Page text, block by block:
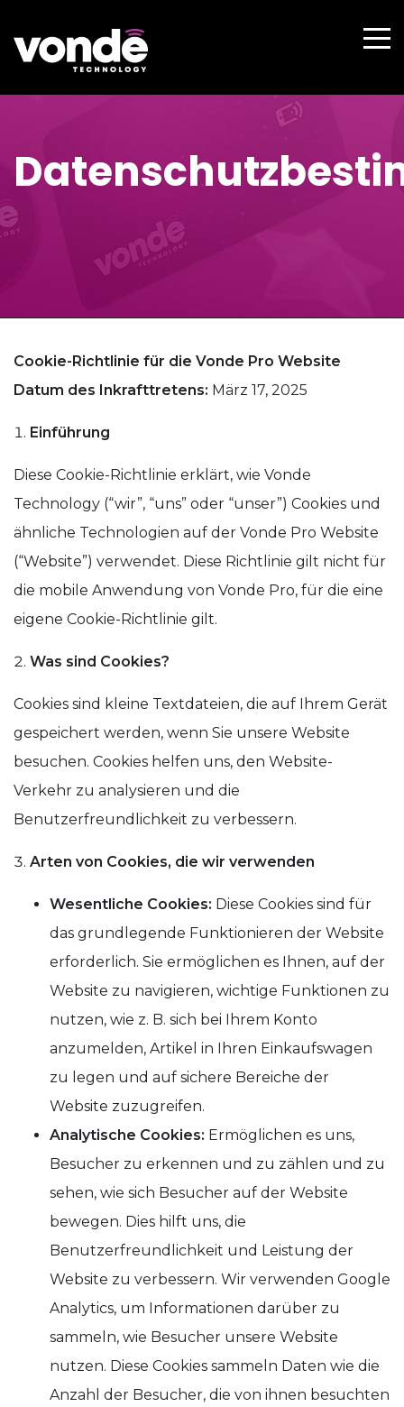
Cookie-Richtlinie für die Vonde Pro Website
Datum des Inkrafttretens: März 17, 2025
Einführung
Diese Cookie-Richtlinie erklärt, wie Vonde
Technology (“wir”, “uns” oder “unser”) Cookies und
ähnliche Technologien auf der Vonde Pro Website
(“Website”) verwendet. Diese Richtlinie gilt nicht für
die mobile Anwendung von Vonde Pro, für die eine
eigene Cookie-Richtlinie gilt.
Was sind Cookies?
Cookies sind kleine Textdateien, die auf Ihrem Gerät
gespeichert werden, wenn Sie unsere Website
besuchen. Cookies helfen uns, den Website-
Verkehr zu analysieren und die
Benutzerfreundlichkeit zu verbessern.
Arten von Cookies, die wir verwenden
Wesentliche Cookies: Diese Cookies sind für
das grundlegende Funktionieren der Website
erforderlich. Sie ermöglichen es Ihnen, auf der
Website zu navigieren, wichtige Funktionen zu
nutzen, wie z. B. sich bei Ihrem Konto
anzumelden, Artikel in Ihren Einkaufswagen
zu legen und auf sichere Bereiche der
Website zuzugreifen.
Analytische Cookies: Ermöglichen es uns,
Besucher zu erkennen und zu zählen und zu
sehen, wie sich Besucher auf der Website
bewegen. Dies hilft uns, die
Benutzerfreundlichkeit und Leistung der
Website zu verbessern. Wir verwenden Google
Analytics, um Informationen darüber zu
sammeln, wie Besucher unsere Website
nutzen. Diese Cookies sammeln Daten wie die
Anzahl der Besucher, die von ihnen besuchten